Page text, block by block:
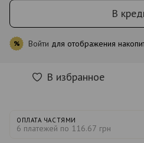
В
% Войти для отображения
В избранное
ОПЛАТА ЧАСТЯМИ
6 платежей по 116.67 грн